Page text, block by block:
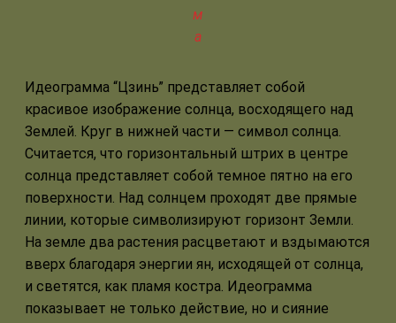
м
а
Идеограмма “Цзинь” представляет собой
красивое изображение солнца, восходящего над
Землей. Круг в нижней части — символ солнца.
Считается, что горизонтальный штрих в центре
солнца представляет собой темное пятно на его
поверхности. Над солнцем проходят две прямые
линии, которые символизируют горизонт Земли.
На земле два растения расцветают и вздымаются
вверх благодаря энергии ян, исходящей от солнца,
и светятся, как пламя костра. Идеограмма
показывает не только действие, но и сияние